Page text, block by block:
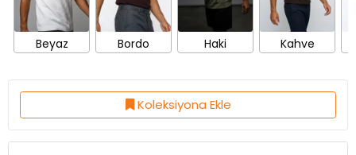
Beyaz Bordo Haki Kahve
Koleksiyona Ekle